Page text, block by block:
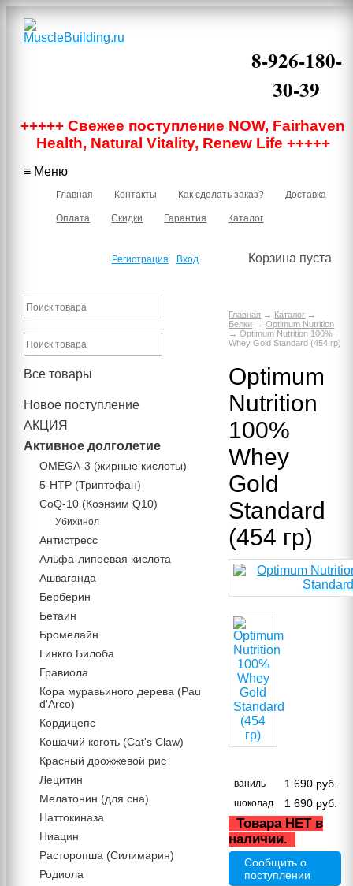
8-926-180-
30-39
Бауманская,
Нижняя
Красносельская
этаж, офис 219В
+++++ Свежее поступление NOW, Fairhaven
Health, Natural Vitality, Renew Life +++++
≡ Меню
Главная Контакты Как сделать заказ? Доставка
Оплата Скидки Гарантия Каталог
Корзина пуста
Регистрация Вход
Главная → Каталог →
Белки →Optimum Nutrition
→ Optimum Nutrition 100%
Whey Gold Standard (454 гр)
Optimum
Nutrition
100%
Whey
Gold
Standard
(454 гр)
ваниль 1 690 руб.
шоколад 1 690 руб.
Товара НЕТ в
наличии.
Сообщить о
поступлении
Все товары
Новое поступление
АКЦИЯ
Активное долголетие
OMEGA-3 (жирные кислоты)
5-HTP (Триптофан)
CoQ-10 (Коэнзим Q10)
Убихинол
Антистресс
Альфа-липоевая кислота
Ашваганда
Берберин
Бетаин
Бромелайн
Гинкго Билоба
Гравиола
Кора муравьиного дерева (Pau
d'Arco)
Кордицепс
Кошачий коготь (Cat's Claw)
Красный дрожжевой рис
Лецитин
Мелатонин (для сна)
Наттокиназа
Ниацин
Расторопша (Силимарин)
Родиола